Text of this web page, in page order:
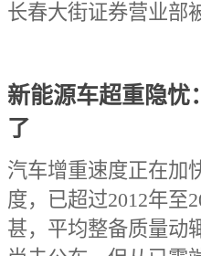
长春大街证券营业部
新能源车超重隐忧
了
汽车增重速度正在加
度，已超过2012年至
甚，平均整备质量动